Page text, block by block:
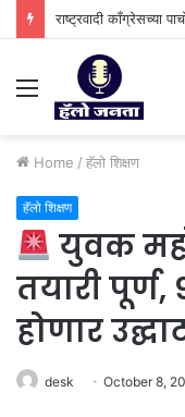
Menu
Home / हॅलो शिक्षण
हॅलो शिक्षण
युवक
तयारी
होणार
desk October 8,